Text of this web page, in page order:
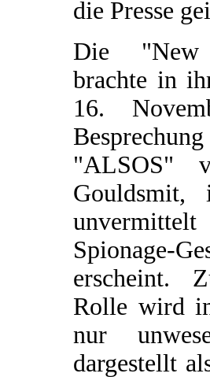
die Presse
Die
brachte in
16.
"ALSOS"
Spionage-
erscheint.
Rolle wird
nur
dargestellt